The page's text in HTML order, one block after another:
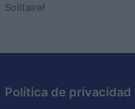
Solitaire!
Política de privacidad